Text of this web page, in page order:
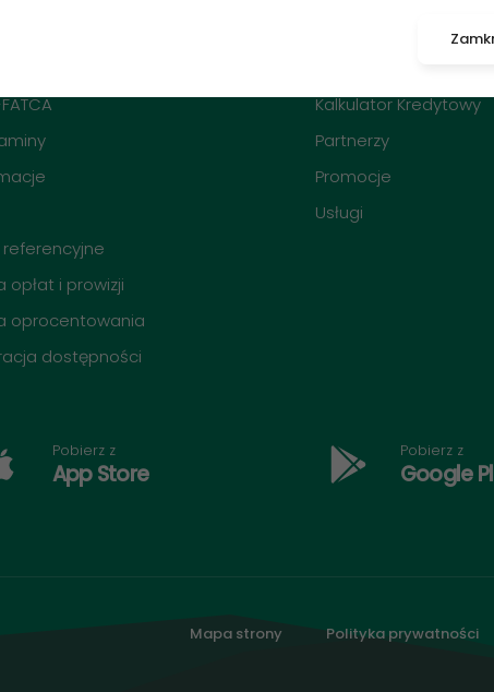
opłat i prowizji
oprocentowania
dostępności
Kalkulator Kredytowy
Partnerzy
Promocje
Usługi
Pobierz z
App Store
Pobierz z
Google
Mapa strony Polityka prywatności